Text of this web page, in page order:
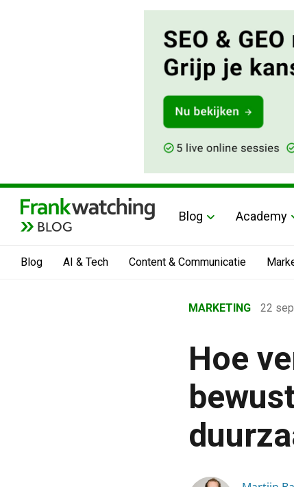
BLOG
Blog Academy
Blog AI & Tech Content & Communicatie
›
Marketing
›
Hoe vergroten
MARKETING 22
Hoe